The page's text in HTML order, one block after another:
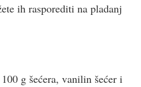
ih rasporediti na pladanj
g šećera, vanilin šećer i